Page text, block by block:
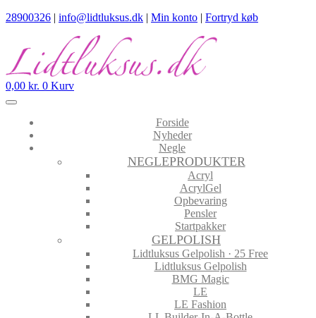
28900326 | info@lidtluksus.dk | Min konto | Fortryd køb
0,00 kr. 0 Kurv
Forside
Nyheder
Negle
NEGLEPRODUKTER
Acryl
AcrylGel
Opbevaring
Pensler
Startpakker
GELPOLISH
Lidtluksus Gelpolish · 25 Free
Lidtluksus Gelpolish
BMG Magic
LE
LE Fashion